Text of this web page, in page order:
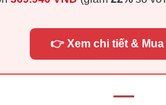
👉 Xem chi tiết &